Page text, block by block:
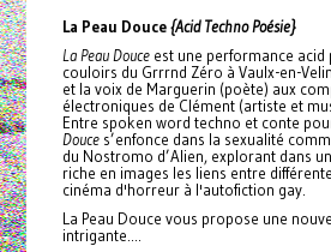
La Peau Douce{Acid Techno Poésie}
La Peau Douce est une performance acid
couloirs du Grrrnd Zéro à Vaulx-en-
et la voix de Marguerin (poète) aux
électroniques de Clément (artiste et
Entre spoken word techno et conte
Douce s’enfonce dans la sexualité
du Nostromo d’Alien, explorant dans
riche en images les liens entre
cinéma d'horreur à l'autofiction gay.
La Peau Douce vous propose une
intrigante....